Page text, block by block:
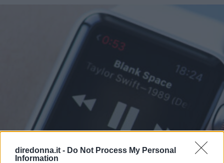
diredonna.it - Do Not Process My Personal
Information